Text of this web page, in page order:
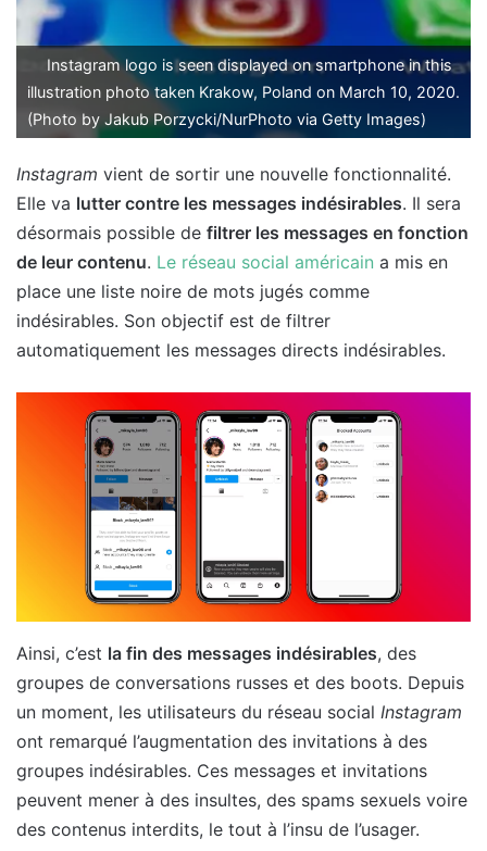
Instagram logo is seen displayed on smartphone in this
illustration photo taken Krakow, Poland on March 10, 2020.
(Photo by Jakub Porzycki/NurPhoto via Getty Images)
Instagram vient de sortir une nouvelle fonctionnalité.
Elle va lutter contre les messages indésirables. Il sera
désormais possible de filtrer les messages en fonction
de leur contenu. Le réseau social américain a mis en
place une liste noire de mots jugés comme
indésirables. Son objectif est de filtrer
automatiquement les messages directs indésirables.
Ainsi, c’est la fin des messages indésirables, des
groupes de conversations russes et des boots. Depuis
un moment, les utilisateurs du réseau social Instagram
ont remarqué l’augmentation des invitations à des
groupes indésirables. Ces messages et invitations
peuvent mener à des insultes, des spams sexuels voire
des contenus interdits, le tout à l’insu de l’usager.